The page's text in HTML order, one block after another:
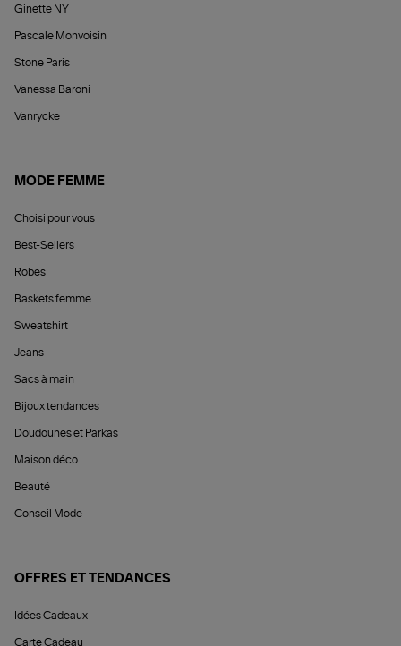
Ginette NY
Pascale Monvoisin
Stone Paris
Vanessa Baroni
Vanrycke
MODE FEMME
Choisi pour vous
Best-Sellers
Robes
Baskets femme
Sweatshirt
Jeans
Sacs à main
Bijoux tendances
Doudounes et Parkas
Maison déco
Beauté
Conseil Mode
OFFRES ET TENDANCES
Idées Cadeaux
Carte Cadeau